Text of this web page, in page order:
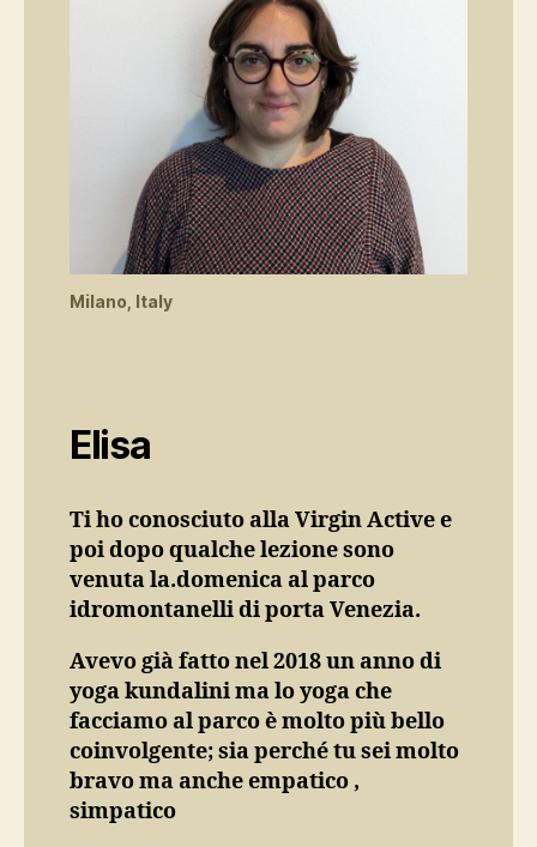
Milano, Italy
Elisa
Ti ho conosciuto alla Virgin Active e
poi dopo qualche lezione sono
venuta la.domenica al parco
idromontanelli di porta Venezia.
Avevo già fatto nel 2018 un anno di
yoga kundalini ma lo yoga che
facciamo al parco è molto più bello
coinvolgente; sia perché tu sei molto
bravo ma anche empatico ,
simpatico